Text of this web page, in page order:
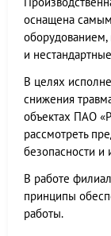
оснащена
и
В целях
снижения
объектах ПАО
рассмотреть
безопасности
В работе
принципы
работы.